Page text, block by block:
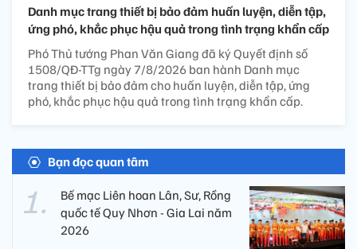
Danh mục trang thiết bị bảo đảm huấn luyện, diễn tập,
ứng phó, khắc phục hậu quả trong tình trạng khẩn cấp
Phó Thủ tướng Phan Văn Giang đã ký Quyết định số
1508/QĐ-TTg ngày 7/8/2026 ban hành Danh mục
trang thiết bị bảo đảm cho huấn luyện, diễn tập, ứng
phó, khắc phục hậu quả trong tình trạng khẩn cấp.
Bạn đọc quan tâm
Bế mạc Liên hoan Lân, Sư, Rồng
quốc tế Quy Nhơn - Gia Lai năm
2026